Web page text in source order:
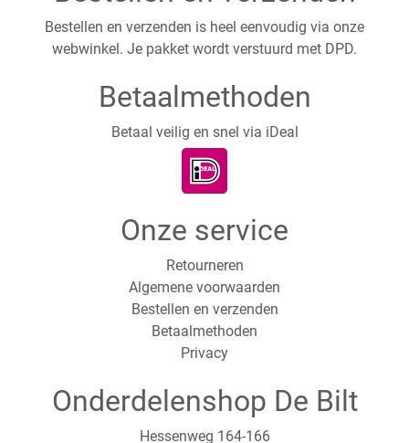
Bestellen en verzenden is heel eenvoudig via onze
webwinkel. Je pakket wordt verstuurd met DPD.
Betaalmethoden
Betaal veilig en snel via iDeal
Onze service
Retourneren
Algemene voorwaarden
Bestellen en verzenden
Betaalmethoden
Privacy
Onderdelenshop De Bilt
Hessenweg 164-166